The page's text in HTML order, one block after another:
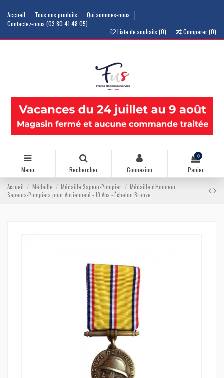
Accueil Tous nos produits
Qui sommes-nous
Contactez-nous (03 80 41 48 05)
Liste de souhaits (0) Comparer (0)
Menu Rechercher Connexion
0
Panier
Accueil Médaille Médaille Sapeur-Pompier
Médaille d'Honneur
Sapeurs-Pompiers pour Ancienneté - 10 Ans - Échelon Bronze